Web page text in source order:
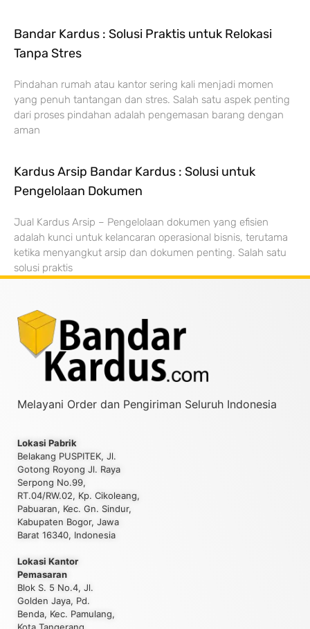
Bandar Kardus : Solusi Praktis untuk Relokasi
Tanpa Stres
Pindahan rumah atau kantor sering kali menjadi momen
yang penuh tantangan dan stres. Salah satu aspek penting
dari proses pindahan adalah pengemasan barang dengan
aman
Kardus Arsip Bandar Kardus : Solusi untuk
Pengelolaan Dokumen
Jual Kardus Arsip – Pengelolaan dokumen yang efisien
adalah kunci untuk kelancaran operasional bisnis, terutama
ketika menyangkut arsip dan dokumen penting. Salah satu
solusi praktis
Melayani Order dan Pengiriman Seluruh Indonesia
Lokasi Pabrik
Belakang PUSPITEK, Jl.
Gotong Royong Jl. Raya
Serpong No.99,
RT.04/RW.02, Kp. Cikoleang,
Pabuaran, Kec. Gn. Sindur,
Kabupaten Bogor, Jawa
Barat 16340, Indonesia
Lokasi Kantor
Pemasaran
Blok S. 5 No.4, Jl.
Golden Jaya, Pd.
Benda, Kec. Pamulang,